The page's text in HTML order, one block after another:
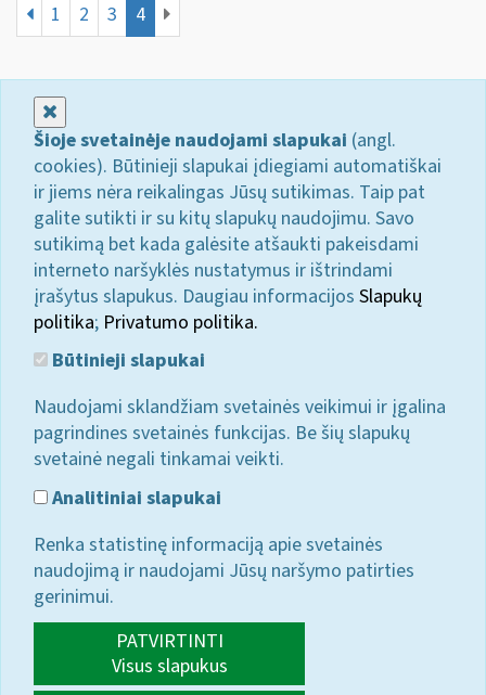
1 2 3 4
Šioje svetainėje naudojami slapukai (angl.
cookies). Būtinieji slapukai įdiegiami automatiškai
ir jiems nėra reikalingas Jūsų sutikimas. Taip pat
galite sutikti ir su kitų slapukų naudojimu. Savo
sutikimą bet kada galėsite atšaukti pakeisdami
interneto naršyklės nustatymus ir ištrindami
įrašytus slapukus. Daugiau informacijos Slapukų
politika; Privatumo politika.
Būtinieji slapukai
Naudojami sklandžiam svetainės veikimui ir įgalina
pagrindines svetainės funkcijas. Be šių slapukų
svetainė negali tinkamai veikti.
Analitiniai slapukai
Renka statistinę informaciją apie svetainės
naudojimą ir naudojami Jūsų naršymo patirties
gerinimui.
PATVIRTINTI
Visus slapukus